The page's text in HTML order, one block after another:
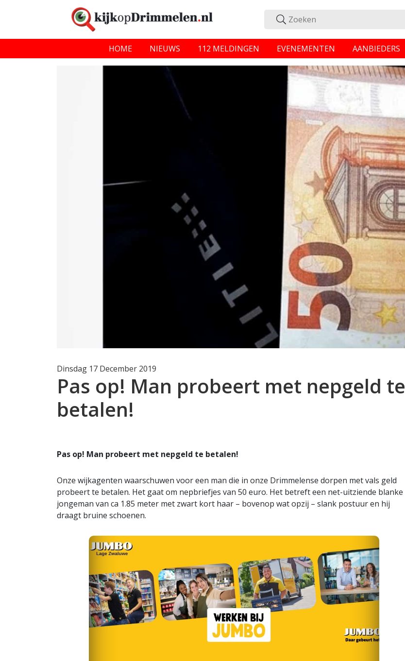
HOME NIEUWS 112 MELDINGEN EVENEMENTEN AANBIEDERS
Dinsdag 17 December 2019
Pas op! Man probeert met nepgeld te
betalen!
Pas op! Man probeert met nepgeld te betalen!
Onze wijkagenten waarschuwen voor een man die in onze Drimmelense dorpen met vals geld
probeert te betalen. Het gaat om nepbriefjes van 50 euro. Het betreft een net-uitziende blanke
jongeman van ca 1.85 meter met zwart kort haar – bovenop wat opzij – slank postuur en hij
draagt bruine schoenen.